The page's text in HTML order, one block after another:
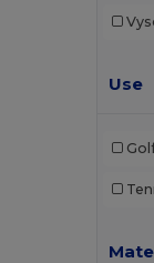
Use